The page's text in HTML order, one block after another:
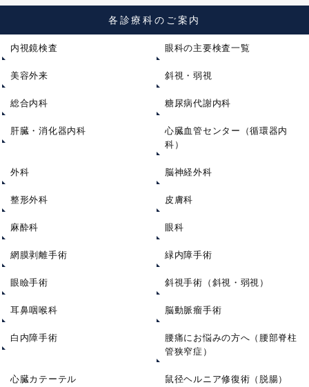
各診療科のご案内
内視鏡検査 眼科の主要検査一覧
美容外来 斜視・弱視
総合内科 糖尿病代謝内科
肝臓・消化器内科
心臓血管センター（循環器内
科）
外科 脳神経外科
整形外科 皮膚科
麻酔科 眼科
網膜剥離手術 緑内障手術
眼瞼手術 斜視手術（斜視・弱視）
耳鼻咽喉科 脳動脈瘤手術
白内障手術
腰痛にお悩みの方へ（腰部脊柱
管狭窄症）
心臓カテーテル 鼠径ヘルニア修復術（脱腸）